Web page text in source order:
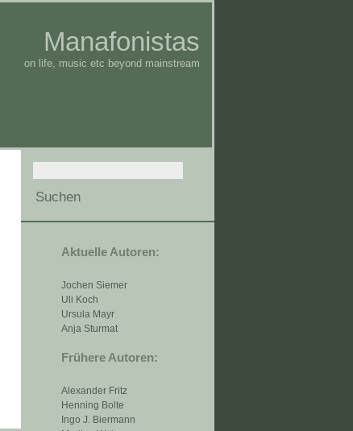
Manafonistas
on life, music etc beyond mainstream
Aktuelle Autoren:
Jochen Siemer
Uli Koch
Ursula Mayr
Anja Sturmat
Frühere Autoren:
Alexander Fritz
Henning Bolte
Ingo J. Biermann